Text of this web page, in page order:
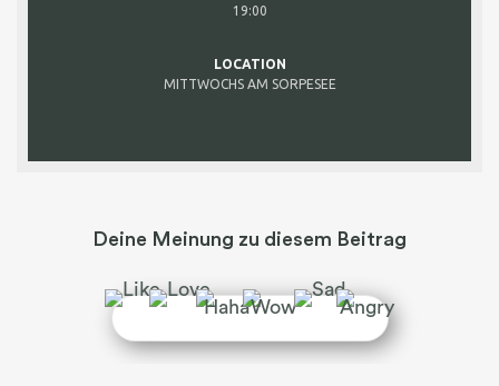
19:00
LOCATION
MITTWOCHS AM SORPESEE
Deine Meinung zu diesem Beitrag